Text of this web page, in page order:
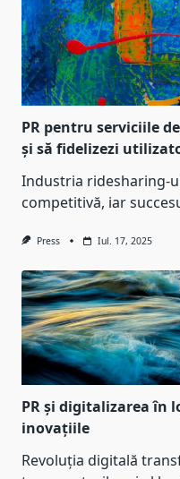
PR pentru serviciile
și să fidelizezi
Industria ridesharing-
competitivă, iar
Press Iul. 17, 2025
PR și digitalizarea în
inovațiile
Revoluția digitală